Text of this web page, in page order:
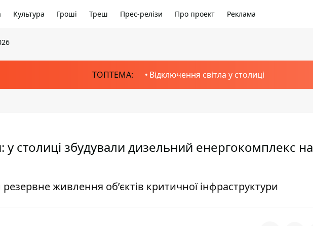
Культура Гроші Треш Прес-релізи Про проект Реклама
ТОПТЕМА: Відключення світла у столиці
у столиці збудували дизельний енергокомплекс на
живлення об’єктів критичної інфраструктури